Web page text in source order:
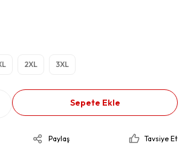
2XL 3XL
Sepete Ekle
Paylaş Tavsiye Et